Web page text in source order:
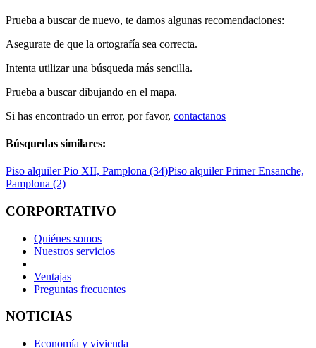
Prueba a buscar de nuevo, te damos algunas recomendaciones:
Asegurate de que la ortografía sea correcta.
Intenta utilizar una búsqueda más sencilla.
Prueba a buscar dibujando en el mapa.
Si has encontrado un error, por favor, contactanos
Búsquedas similares:
Piso alquiler Pio XII, Pamplona (34)Piso alquiler Primer Ensanche,
Pamplona (2)
CORPORTATIVO
Quiénes somos
Nuestros servicios
Ventajas
Preguntas frecuentes
NOTICIAS
Economía y vivienda